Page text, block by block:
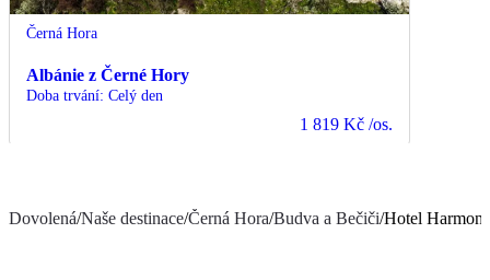
Černá Hora
Albánie z Černé Hory
Doba trvání: Celý den
1 819 Kč /os.
Dovolená/Naše destinace/Černá Hora/Budva a Bečiči/Hotel